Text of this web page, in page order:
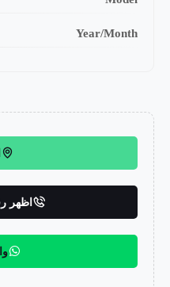
Year/Month
اظهر